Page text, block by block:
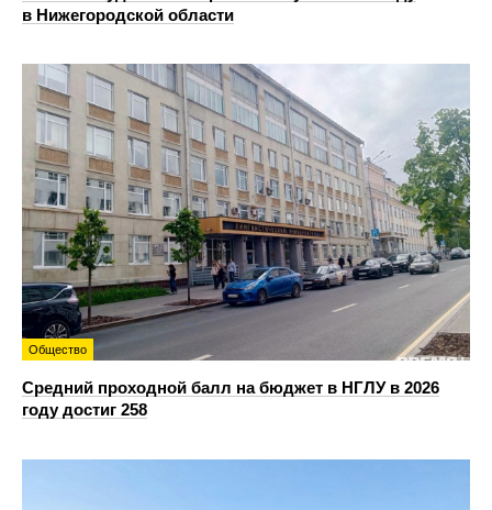
в Нижегородской области
Общество
Средний проходной балл на бюджет в НГЛУ в 2026
году достиг 258